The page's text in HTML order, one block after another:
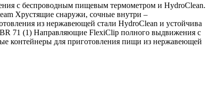
с беспроводным пищевым термометром и HydroClean.
Хрустящие снаружи, сочные внутри –
из нержавеющей стали HydroClean и устойчива
71 (1) Направляющие FlexiClip полного выдвижения с
контейнеры для приготовления пищи из нержавеющей